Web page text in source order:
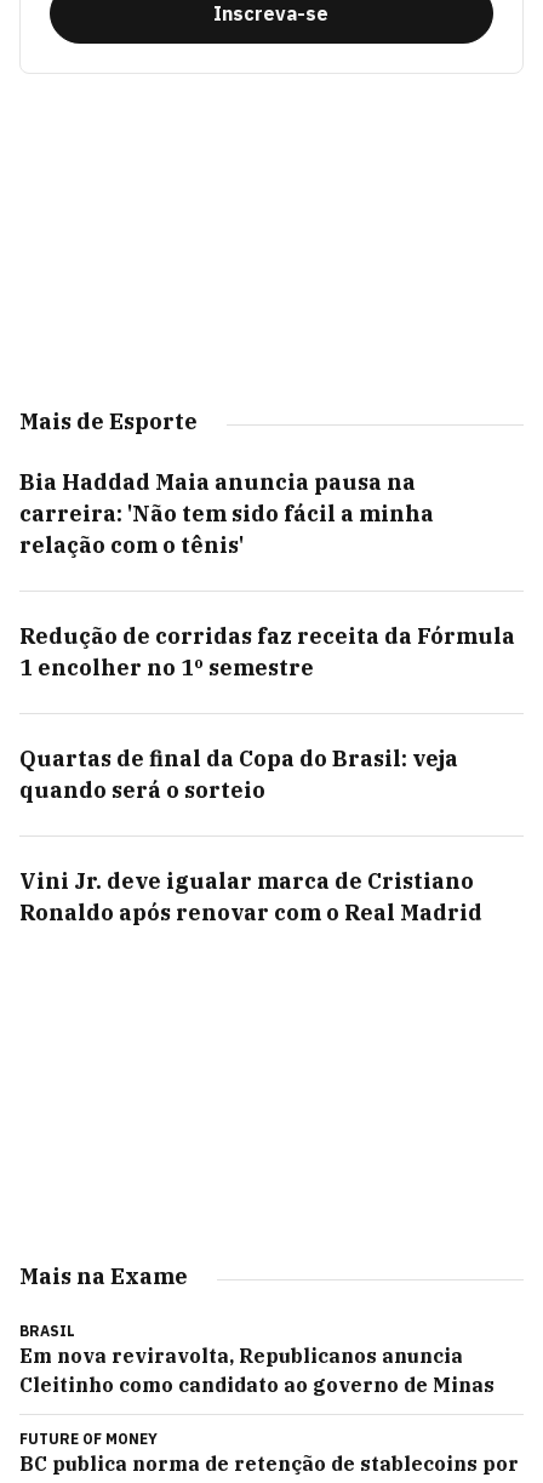
Inscreva-se
Mais de Esporte
Bia Haddad Maia anuncia pausa na
carreira: 'Não tem sido fácil a minha
relação com o tênis'
Redução de corridas faz receita da Fórmula
1 encolher no 1º semestre
Quartas de final da Copa do Brasil: veja
quando será o sorteio
Vini Jr. deve igualar marca de Cristiano
Ronaldo após renovar com o Real Madrid
Mais na Exame
BRASIL
Em nova reviravolta, Republicanos anuncia
Cleitinho como candidato ao governo de Minas
FUTURE OF MONEY
BC publica norma de retenção de stablecoins por